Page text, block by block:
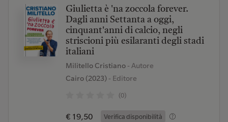
Giulietta è 'na zoccola forever.
Dagli anni Settanta a oggi,
cinquant'anni di calcio, negli
striscioni più esilaranti degli stadi
italiani
Militello Cristiano - Autore
Cairo (2023)- Editore
(0)
€ 19,50 Verifica disponibilità